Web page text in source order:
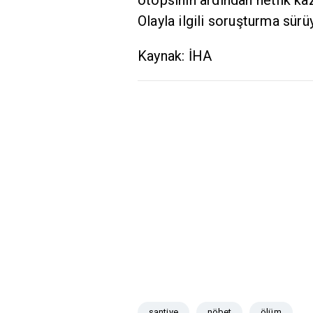
Olayla ilgili soruşturma
Kaynak: İHA